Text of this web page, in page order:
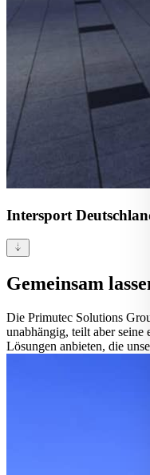
Intersport
Gemeinsam
Die Primutec Solutions
unabhängig, teilt aber
Lösungen anbieten, die